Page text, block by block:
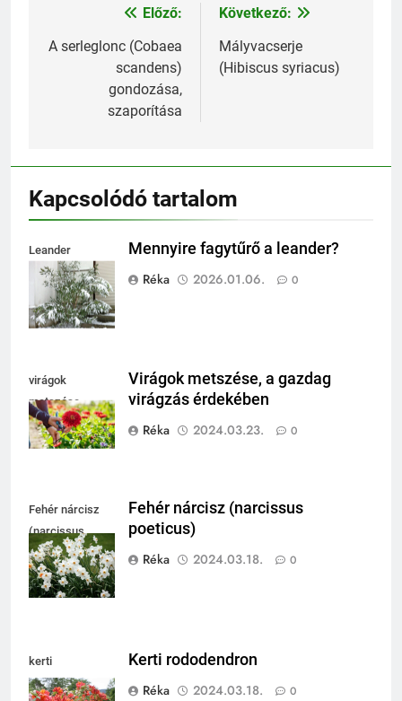
Bejegyzés
navigáció
Előző:
A serleglonc (Cobaea
scandens)
gondozása,
szaporítása
Következő:
Mályvacserje
(Hibiscus syriacus)
Kapcsolódó tartalom
Leander
fagytűrése
Mennyire fagytűrő a leander?
Réka
2026.01.06. 0
virágok
metszése
Virágok metszése, a gazdag
virágzás érdekében
Réka
2024.03.23. 0
Fehér nárcisz
(narcissus
poeticus)
Fehér nárcisz (narcissus
poeticus)
Réka
2024.03.18. 0
kerti
rododendron
Kerti rododendron
Réka
2024.03.18. 0